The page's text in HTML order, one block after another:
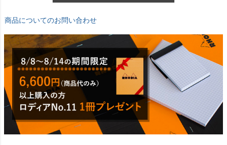
商品についてのお問い合わせ